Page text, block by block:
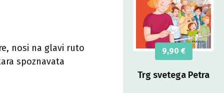
nosi na glavi ruto
spoznavata
Trg svetega Petra
9,90€